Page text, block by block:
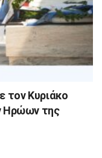
τον Κυριάκο
Ηρώων της